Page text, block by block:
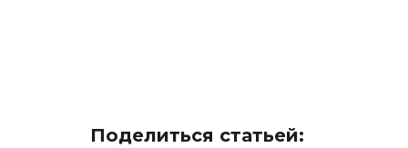
Поделиться статьей: